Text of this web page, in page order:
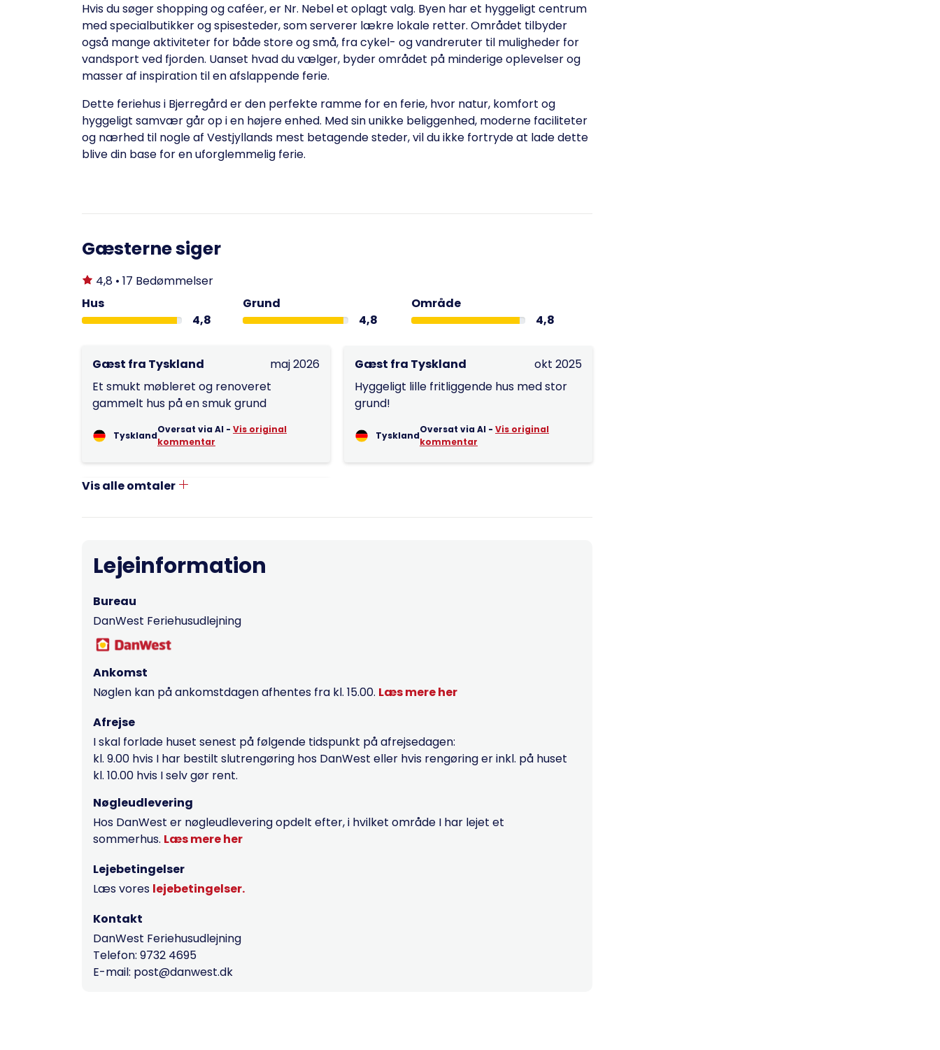
Hvis du søger shopping og caféer, er Nr. Nebel et oplagt valg. Byen har et hyggeligt centrum
med specialbutikker og spisesteder, som serverer lækre lokale retter. Området tilbyder
også mange aktiviteter for både store og små, fra cykel- og vandreruter til muligheder for
vandsport ved fjorden. Uanset hvad du vælger, byder området på minderige oplevelser og
masser af inspiration til en afslappende ferie.
Dette feriehus i Bjerregård er den perfekte ramme for en ferie, hvor natur, komfort og
hyggeligt samvær går op i en højere enhed. Med sin unikke beliggenhed, moderne faciliteter
og nærhed til nogle af Vestjyllands mest betagende steder, vil du ikke fortryde at lade dette
blive din base for en uforglemmelig ferie.
Gæsterne siger
4,8 • 17 Bedømmelser
Hus
4,8
Grund
4,8
Område
4,8
Gæst fra Tyskland
maj 2026
Et smukt møbleret og renoveret
gammelt hus på en smuk grund
Tyskland
Oversat via AI - Vis original
kommentar
Gæst fra Tyskland
okt 2025
Hyggeligt lille fritliggende hus med stor
grund!
Tyskland
Oversat via AI - Vis original
kommentar
Vis alle omtaler
Lejeinformation
Bureau
DanWest Feriehusudlejning
Ankomst
Nøglen kan på ankomstdagen afhentes fra kl. 15.00. Læs mere her
Afrejse
I skal forlade huset senest på følgende tidspunkt på afrejsedagen:
kl. 9.00 hvis I har bestilt slutrengøring hos DanWest eller hvis rengøring er inkl. på huset
kl. 10.00 hvis I selv gør rent.
Nøgleudlevering
Hos DanWest er nøgleudlevering opdelt efter, i hvilket område I har lejet et
sommerhus. Læs mere her
Lejebetingelser
Læs vores lejebetingelser.
Kontakt
DanWest Feriehusudlejning
Telefon: 9732 4695
E-mail: post@danwest.dk